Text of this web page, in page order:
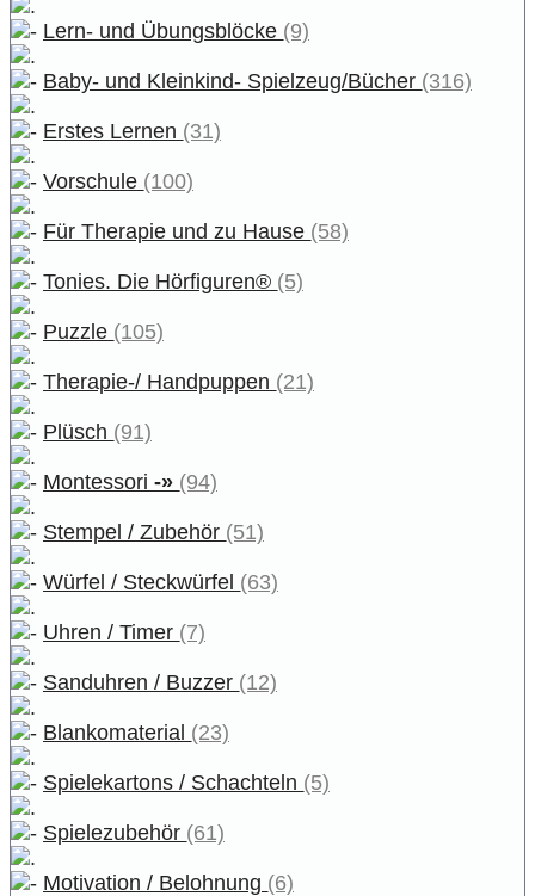
Lern- und Übungsblöcke (9)
Baby- und Kleinkind- Spielzeug/Bücher (316)
Erstes Lernen (31)
Vorschule (100)
Für Therapie und zu Hause (58)
Tonies. Die Hörfiguren® (5)
Puzzle (105)
Therapie-/ Handpuppen (21)
Plüsch (91)
Montessori -» (94)
Stempel / Zubehör (51)
Würfel / Steckwürfel (63)
Uhren / Timer (7)
Sanduhren / Buzzer (12)
Blankomaterial (23)
Spielekartons / Schachteln (5)
Spielezubehör (61)
Motivation / Belohnung (6)